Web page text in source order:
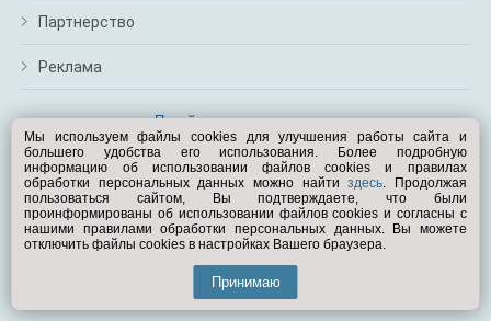
Партнерство
Реклама
Перейти на полную версию
Вам помочь?
© Exist.ru 1998—2026
Мы используем файлы cookies для улучшения работы сайта и
большего удобства его использования. Более подробную
информацию об использовании файлов cookies и правилах
обработки персональных данных можно найтиздесь. Продолжая
пользоваться сайтом, Вы подтверждаете, что были
проинформированы об использовании файлов cookies и согласны с
нашими правилами обработки персональных данных. Вы можете
отключить файлы cookies в настройках Вашего браузера.
Принимаю